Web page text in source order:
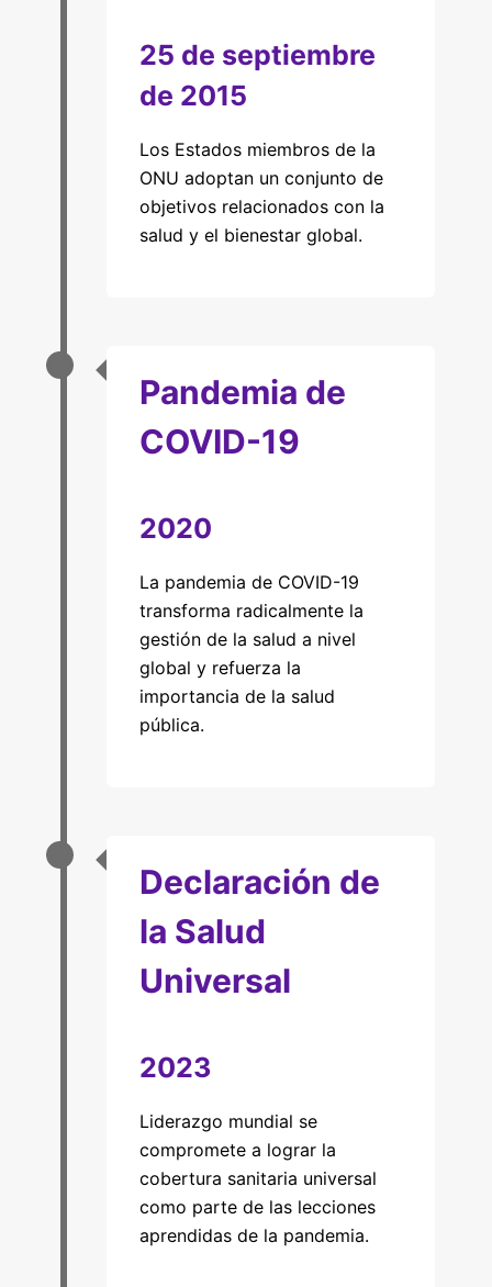
25 de septiembre
de 2015
Los Estados miembros de la
ONU adoptan un conjunto de
objetivos relacionados con la
salud y el bienestar global.
Pandemia de
COVID-19
2020
La pandemia de COVID-19
transforma radicalmente la
gestión de la salud a nivel
global y refuerza la
importancia de la salud
pública.
Declaración de
la Salud
Universal
2023
Liderazgo mundial se
compromete a lograr la
cobertura sanitaria universal
como parte de las lecciones
aprendidas de la pandemia.